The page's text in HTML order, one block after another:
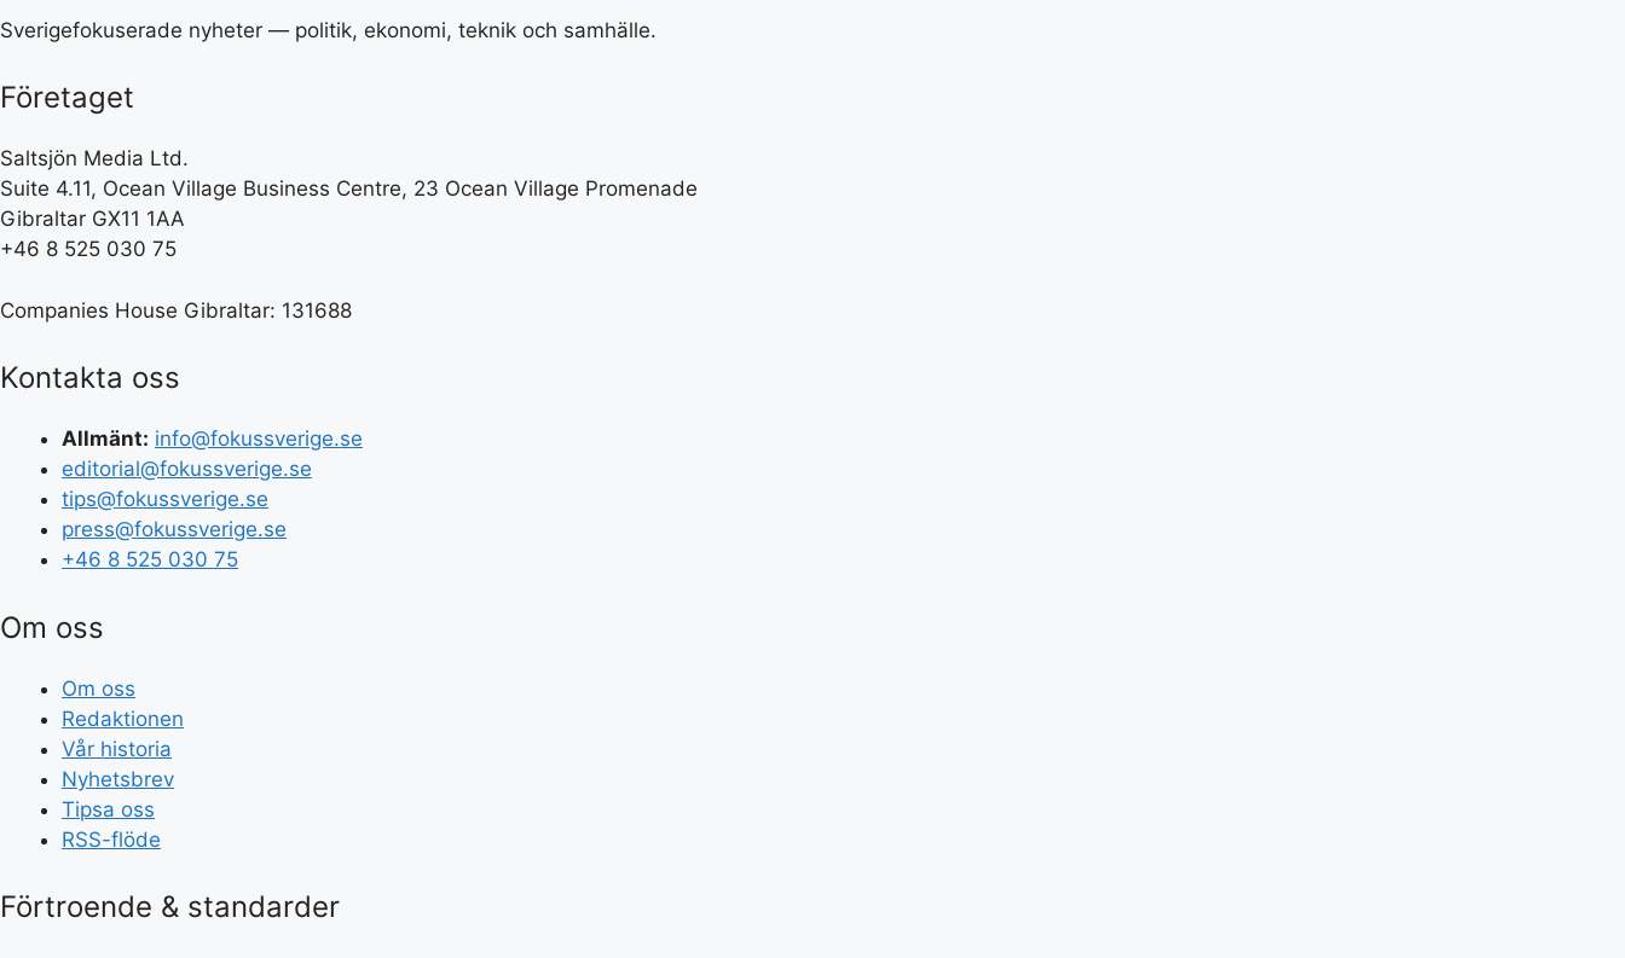
Sverigefokuserade nyheter — politik, ekonomi, teknik och samhälle.
Företaget
Saltsjön Media Ltd.
Suite 4.11, Ocean Village Business Centre, 23 Ocean Village Promenade
Gibraltar GX11 1AA
+46 8 525 030 75
Companies House Gibraltar: 131688
Kontakta oss
Allmänt: info@fokussverige.se
editorial@fokussverige.se
tips@fokussverige.se
press@fokussverige.se
+46 8 525 030 75
Om oss
Om oss
Redaktionen
Vår historia
Nyhetsbrev
Tipsa oss
RSS-flöde
Förtroende & standarder